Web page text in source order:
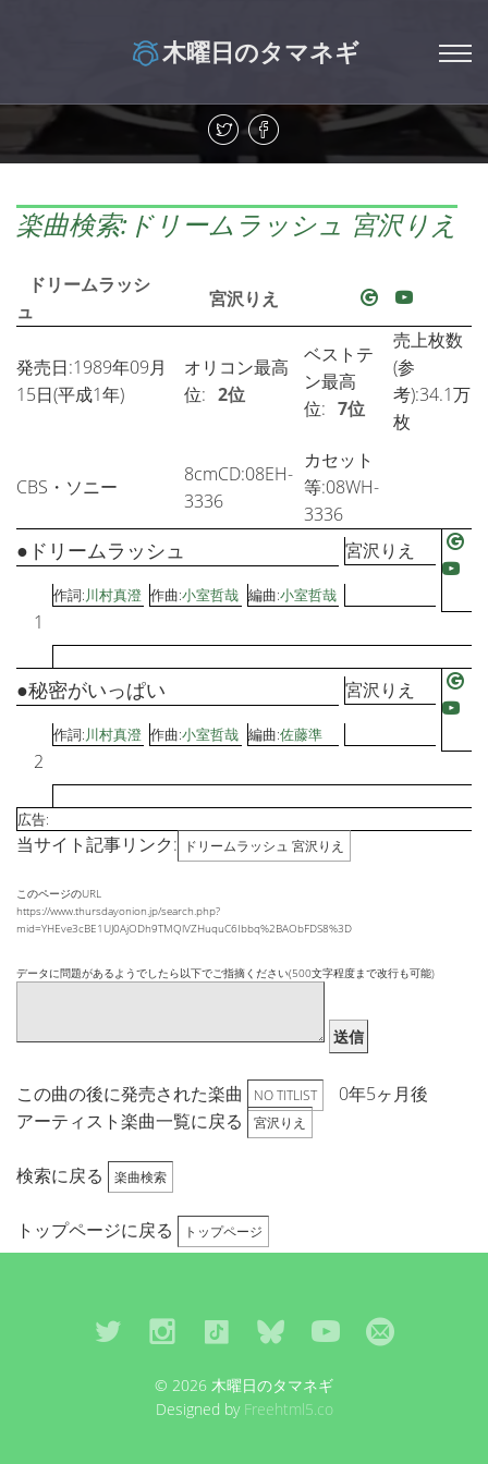
木曜日のタマネギ
楽曲検索:ドリームラッシュ 宮沢りえ
ドリームラッシ
ュ
宮沢りえ
発売日:1989年09月
15日(平成1年)
オリコン最高
位: 2位
ベストテ
ン最高
位: 7位
売上枚数
(参
考):34.1万
枚
CBS・ソニー
8cmCD:08EH-
3336
カセット
等:08WH-
3336
1
●ドリームラッシュ 宮沢りえ
作詞:川村真澄 作曲:小室哲哉 編曲:小室哲哉
2
●秘密がいっぱい 宮沢りえ
作詞:川村真澄 作曲:小室哲哉 編曲:佐藤準
広告:
当サイト記事リンク: ドリームラッシュ 宮沢りえ
このページのURL
https://www.thursdayonion.jp/search.php?
mid=YHEve3cBE1UJ0AjODh9TMQlVZHuquC6Ibbq%2BAObFDS8%3D
データに問題があるようでしたら以下でご指摘ください(500文字程度まで改行も可能)
送信
この曲の後に発売された楽曲 NO TITLIST
0年5ヶ月後
アーティスト楽曲一覧に戻る
宮沢りえ
検索に戻る 楽曲検索
トップページに戻る トップページ
© 2026 木曜日のタマネギ
Designed by Freehtml5.co